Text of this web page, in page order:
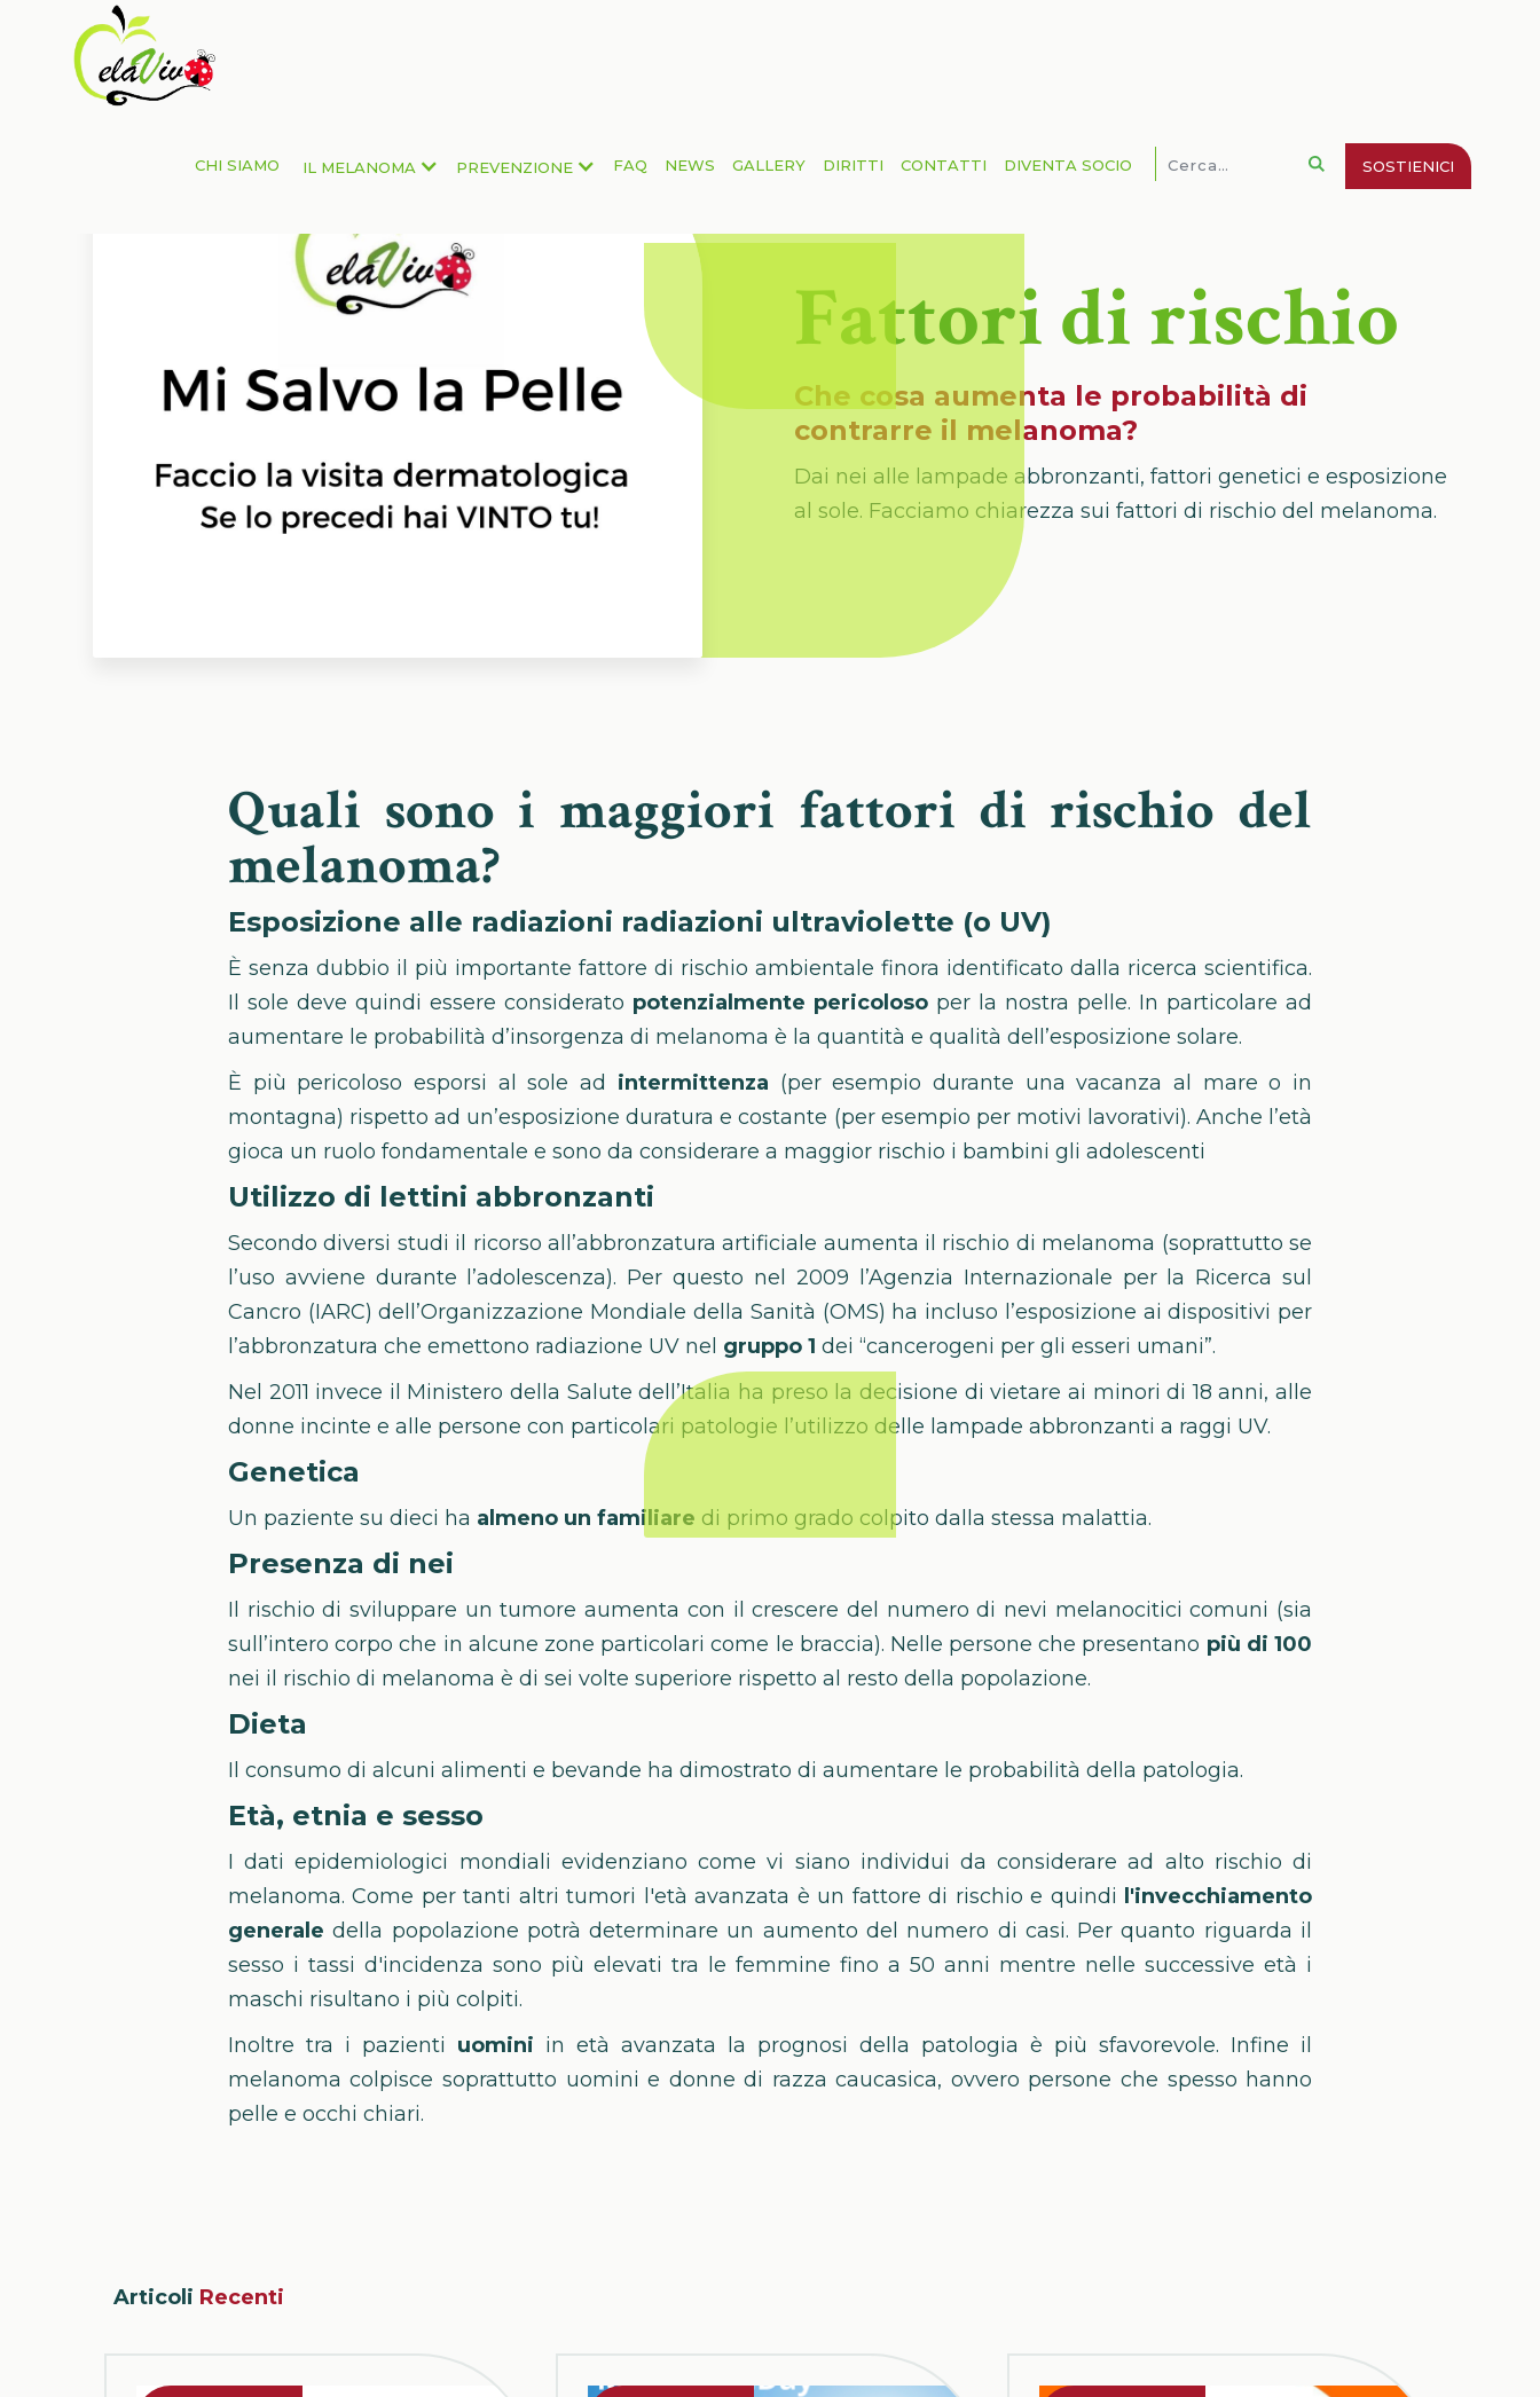
CHI SIAMO IL MELANOMA PREVENZIONE FAQ NEWS GALLERY DIRITTI CONTATTI DIVENTA SOCIO SOSTIENICI
Fattori di rischio
Che cosa aumenta le probabilità di
contrarre il melanoma?
Dai nei alle lampade abbronzanti, fattori genetici e esposizione
al sole. Facciamo chiarezza sui fattori di rischio del melanoma.
Quali sono i maggiori fattori di rischio del
melanoma?
Esposizione alle radiazioni radiazioni ultraviolette (o UV)
È senza dubbio il più importante fattore di rischio ambientale finora identificato dalla ricerca scientifica.
Il sole deve quindi essere considerato potenzialmente pericoloso per la nostra pelle. In particolare ad
aumentare le probabilità d’insorgenza di melanoma è la quantità e qualità dell’esposizione solare.
È più pericoloso esporsi al sole ad intermittenza (per esempio durante una vacanza al mare o in
montagna) rispetto ad un’esposizione duratura e costante (per esempio per motivi lavorativi). Anche l’età
gioca un ruolo fondamentale e sono da considerare a maggior rischio i bambini gli adolescenti
Utilizzo di lettini abbronzanti
Secondo diversi studi il ricorso all’abbronzatura artificiale aumenta il rischio di melanoma (soprattutto se
l’uso avviene durante l’adolescenza). Per questo nel 2009 l’Agenzia Internazionale per la Ricerca sul
Cancro (IARC) dell’Organizzazione Mondiale della Sanità (OMS) ha incluso l’esposizione ai dispositivi per
l’abbronzatura che emettono radiazione UV nel gruppo 1 dei “cancerogeni per gli esseri umani”.
Nel 2011 invece il Ministero della Salute dell’Italia ha preso la decisione di vietare ai minori di 18 anni, alle
donne incinte e alle persone con particolari patologie l’utilizzo delle lampade abbronzanti a raggi UV.
Genetica
Un paziente su dieci ha almeno un familiare di primo grado colpito dalla stessa malattia.
Presenza di nei
Il rischio di sviluppare un tumore aumenta con il crescere del numero di nevi melanocitici comuni (sia
sull’intero corpo che in alcune zone particolari come le braccia). Nelle persone che presentano più di 100
nei il rischio di melanoma è di sei volte superiore rispetto al resto della popolazione.
Dieta
Il consumo di alcuni alimenti e bevande ha dimostrato di aumentare le probabilità della patologia.
Età, etnia e sesso
I dati epidemiologici mondiali evidenziano come vi siano individui da considerare ad alto rischio di
melanoma. Come per tanti altri tumori l'età avanzata è un fattore di rischio e quindi
l'invecchiamento
generale della popolazione potrà determinare un aumento del numero di casi. Per quanto riguarda il
sesso i tassi d'incidenza sono più elevati tra le femmine fino a 50 anni mentre nelle successive età i
maschi risultano i più colpiti.
Inoltre tra i pazienti uomini in età avanzata la prognosi della patologia è più sfavorevole. Infine il
melanoma colpisce soprattutto uomini e donne di razza caucasica, ovvero persone che spesso hanno
pelle e occhi chiari.
Articoli Recenti